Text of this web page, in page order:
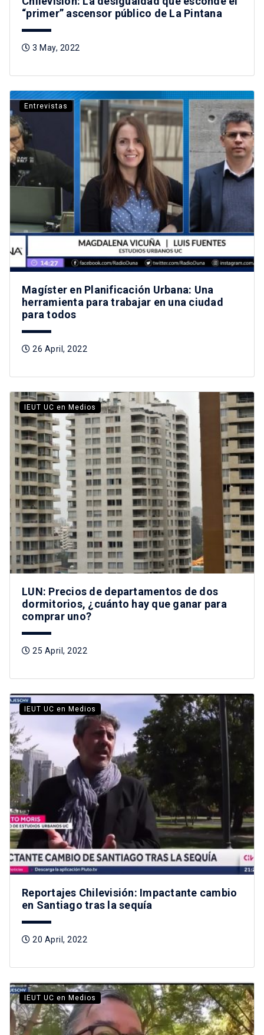
“primer” ascensor público de La Pintana
3 May, 2022
Entrevistas
Magíster en Planificación Urbana: Una
herramienta para trabajar en una ciudad
para todos
26 April, 2022
IEUT UC en Medios
LUN: Precios de departamentos de dos
dormitorios, ¿cuánto hay que ganar para
comprar uno?
25 April, 2022
IEUT UC en Medios
Reportajes Chilevisión: Impactante cambio
en Santiago tras la sequía
20 April, 2022
IEUT UC en Medios